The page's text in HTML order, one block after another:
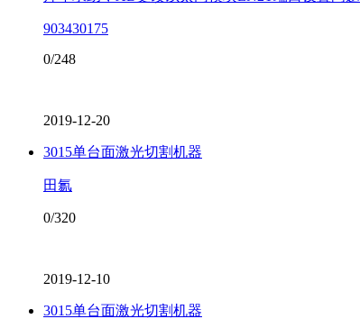
903430175
0/248
2019-12-20
3015单台面激光切割机器
田氱
0/320
2019-12-10
3015单台面激光切割机器